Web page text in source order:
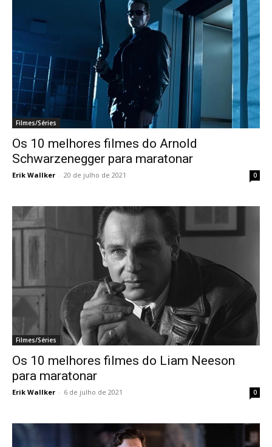
Filmes/Séries
Os 10 melhores filmes do Arnold
Schwarzenegger para maratonar
Erik Wallker - 20 de julho de 2021 0
Filmes/Séries
Os 10 melhores filmes do Liam Neeson
para maratonar
Erik Wallker - 6 de julho de 2021 0